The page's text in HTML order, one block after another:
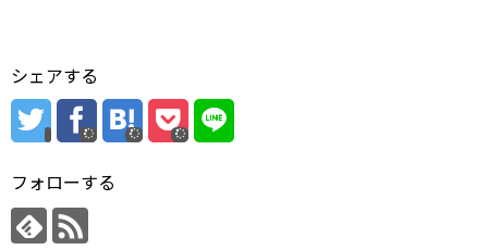
シェアする
フォローする